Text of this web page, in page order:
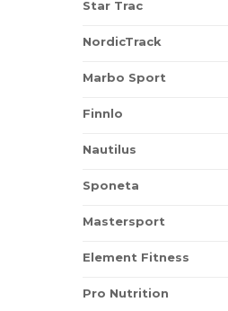
Star Trac
NordicTrack
Marbo Sport
Finnlo
Nautilus
Sponeta
Mastersport
Element Fitness
Pro Nutrition